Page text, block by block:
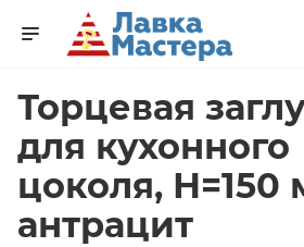
Торцевая
для кухонного
цоколя, Н=150
антрацит